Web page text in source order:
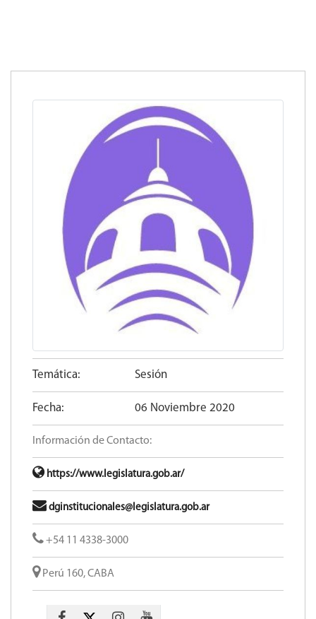
Temática: Sesión
Fecha: 06 Noviembre 2020
Información de Contacto:
https://www.legislatura.gob.ar/
dginstitucionales@legislatura.gob.ar
+54 11 4338-3000
Perú 160, CABA